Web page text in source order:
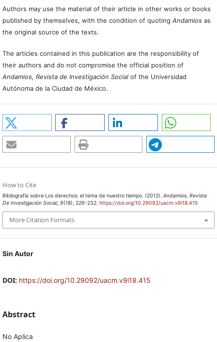
Sin Autor
DOI: https://doi.org/10.29092/uacm.v9i18.415
Abstract
No Aplica
Authors may use the material of their article in other works or books
published by themselves, with the condition of quoting Andamiosas
the original source of the texts.
The articles contained in this publication are the responsibility of
their authors and do not compromise the official position of
Andamios, Revista de Investigación Social of the Universidad
Autónoma de la Ciudad de México.
How to Cite
Bibliografía sobre Los derechos: el tema de nuestro tiempo. (2012). Andamios, Revista
De Investigación Social, 9(18), 229-232. https://doi.org/10.29092/uacm.v9i18.415
More Citation Formats